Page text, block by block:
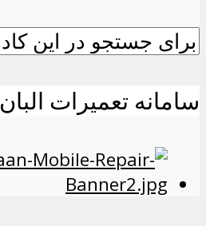
سامانه تعمیرات البان